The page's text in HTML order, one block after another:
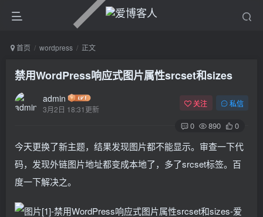
首页 wordpress 正文
禁用WordPress响应式图片属性srcset和sizes
admin
3月2日 18:31更新
关注 私信
0 890 0
今天更换了新主题，结果发现图片都不能显示。审查一下代
码，发现外链图片地址都变成本地了，多了srcset标签。百
度一下解决之。